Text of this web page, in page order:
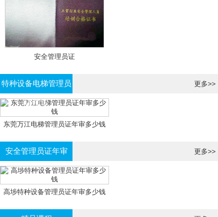
安全管理员证
特种设备电梯管理员
证年审
更多>>
东莞万江电梯管理员证年审多少钱
安全管理员证年审 更多>>
高埗特种设备管理员证年审多少钱